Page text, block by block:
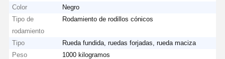
Color
Negro
Tipo de
rodamiento
Rodamiento de rodillos cónicos
Tipo
Rueda fundida, ruedas forjadas, rueda maciza
Peso
1000 kilogramos